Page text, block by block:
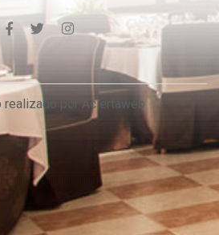
realizado por Aciertaweb